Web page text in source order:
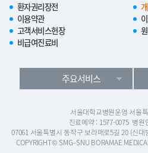
환자권리장전
이용약관
고객서비스헌장
비급여진료비
주요서비스
서울대학교병원운영 서울
진료예약 : 1577-0075 병원
07061 서울특별시 동작구 보라매로5길 20 (신
COPYRIGHT© SMG–SNU BORAMAE